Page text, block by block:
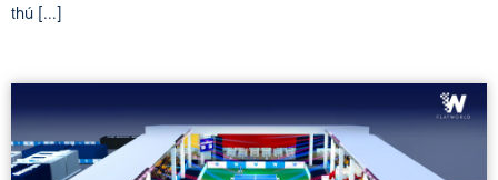
thú [...]